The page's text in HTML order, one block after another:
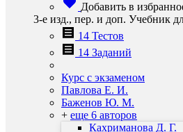
Добавить в
3-е изд., пер. и доп. Учебник
14 Тестов
14 Заданий
Курс с экзаменом
Павлова Е. И.
Баженов Ю. М.
+ еще 6 авторов
Кахриманова Д. Г.